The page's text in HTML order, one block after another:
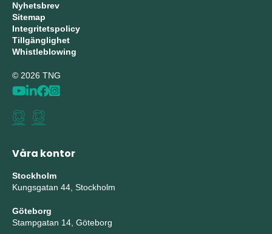
Nyhetsbrev
Sitemap
Integritetspolicy
Tillgänglighet
Whistleblowing
© 2026 TNG
Våra kontor
Stockholm
Kungsgatan 44, Stockholm
Göteborg
Stampgatan 14, Göteborg